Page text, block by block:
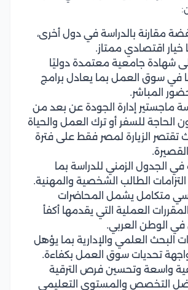
مقارنة بالدراسة في دول أخرى،
خيار اقتصادي ممتاز.
شهادة جامعية معتمدة دوليًا
في سوق العمل بما يعادل برامج
المباشر.
ماجستير إدارة الجودة عن بعد من
الحاجة للسفر أو ترك العمل والحياة
تقتصر الزيارة لمصر فقط على فترة
القصيرة.
في الجدول الزمني للدراسة بما
الطالب الشخصية والمهنية.
متكامل يشمل المحاضرات
العملية التي يقدمها أكفأ
في الوطن العربي.
البحث العلمي والإدارية بما يؤهل
تحديات سوق العمل بكفاءة.
واسعة وتحسين فرص الترقية
التخصص والمستوى التعليمي